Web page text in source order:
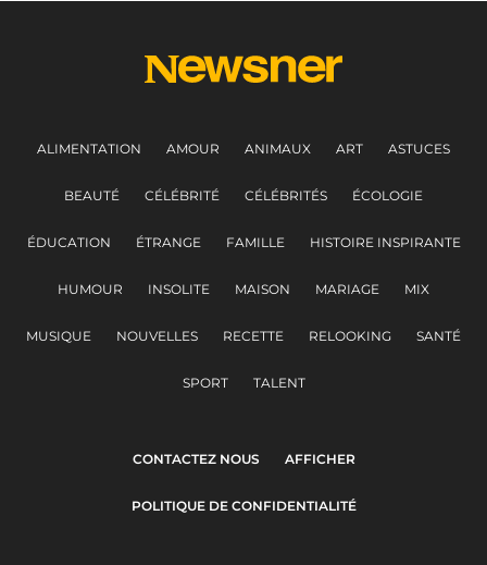
ALIMENTATION AMOUR ANIMAUX ART ASTUCES
BEAUTÉ CÉLÉBRITÉ CÉLÉBRITÉS ÉCOLOGIE
ÉDUCATION ÉTRANGE FAMILLE HISTOIRE INSPIRANTE
HUMOUR INSOLITE MAISON MARIAGE MIX
MUSIQUE NOUVELLES RECETTE RELOOKING SANTÉ
SPORT TALENT
CONTACTEZ NOUS AFFICHER
POLITIQUE DE CONFIDENTIALITÉ